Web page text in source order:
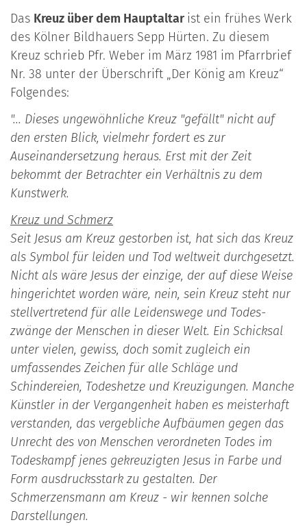
Das Kreuz über dem Hauptaltar ist ein frühes Werk
des Kölner Bild­hauers Sepp Hürten. Zu diesem
Kreuz schrieb Pfr. Weber im März 1981 im Pfarrbrief
Nr. 38 unter der Überschrift „Der König am Kreuz“
Folgendes:
"... Dieses ungewöhnliche Kreuz "gefällt" nicht auf
den ersten Blick, vielmehr fordert es zur
Auseinandersetzung heraus. Erst mit der Zeit
bekommt der Betrachter ein Verhältnis zu dem
Kunstwerk.
Kreuz und Schmerz
Seit Jesus am Kreuz gestorben ist, hat sich das Kreuz
als Symbol für leiden und Tod weltweit durchgesetzt.
Nicht als wäre Jesus der ein­zige, der auf diese Weise
hingerichtet worden wäre, nein, sein Kreuz steht nur
stellvertretend für alle Leidenswege und Todes­
zwänge der Menschen in dieser Welt. Ein Schicksal
unter vielen, ge­wiss, doch somit zugleich ein
umfassendes Zeichen für alle Schläge und
Schindereien, To­deshetze und Kreuzigungen. Man­che
Künstler in der Vergangenheit haben es meisterhaft
verstanden, das vergebliche Aufbäumen gegen das
Unrecht des von Menschen verordneten Todes im
Todeskampf jenes gekreuzigten Jesus in Farbe und
Form aus­drucksstark zu ges­talten. Der
Schmerzensmann am Kreuz - wir kennen solche
Darstel­lungen.